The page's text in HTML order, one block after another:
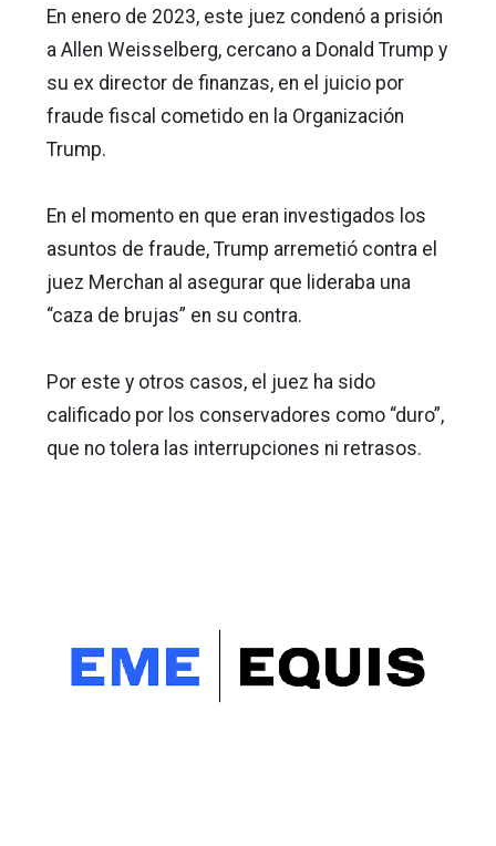
En enero de 2023, este juez condenó a prisión
a Allen Weisselberg, cercano a Donald Trump y
su ex director de finanzas, en el juicio por
fraude fiscal cometido en la Organización
Trump.
En el momento en que eran investigados los
asuntos de fraude, Trump arremetió contra el
juez Merchan al asegurar que lideraba una
“caza de brujas” en su contra.
Por este y otros casos, el juez ha sido
calificado por los conservadores como “duro”,
que no tolera las interrupciones ni retrasos.